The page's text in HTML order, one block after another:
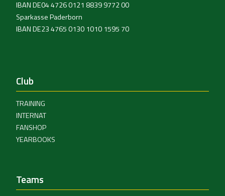
IBAN DE04 4726 0121 8839 9772 00
Sparkasse Paderborn
IBAN DE23 4765 0130 1010 1595 70
Club
TRAINING
INTERNAT
FANSHOP
YEARBOOKS
Teams